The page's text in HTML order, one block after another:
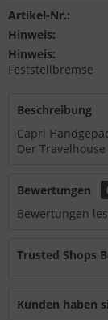
Artikel-Nr.:
Hinweis:
Hinweis:
Feststellbremse
Beschreibung
Capri
Der
Bewertungen
Bewertungen
Trusted Shops
Kunden haben